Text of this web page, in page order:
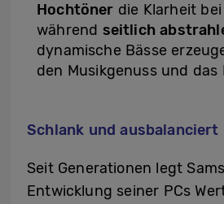
Hochtöner die Klarheit
während seitlich
dynamische Bässe
den Musikgenuss und
Schlank und ausbalanciert
Seit Generationen legt
Entwicklung seiner PCs